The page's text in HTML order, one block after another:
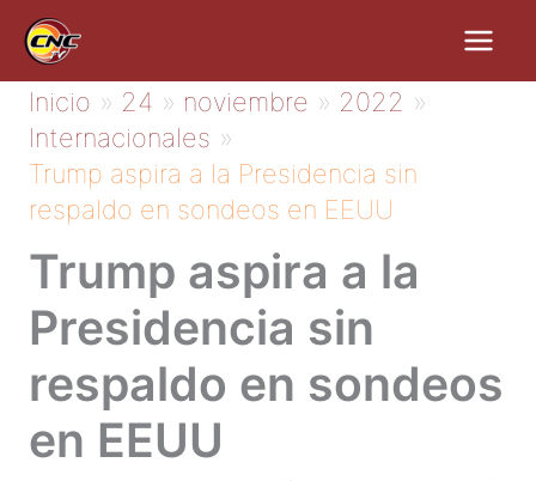
contenido
Inicio 24 noviembre
2022
Internacionales
Trump aspira a la Presidencia sin
respaldo en sondeos en EEUU
Trump aspira a la
Presidencia sin
respaldo en sondeos
en EEUU